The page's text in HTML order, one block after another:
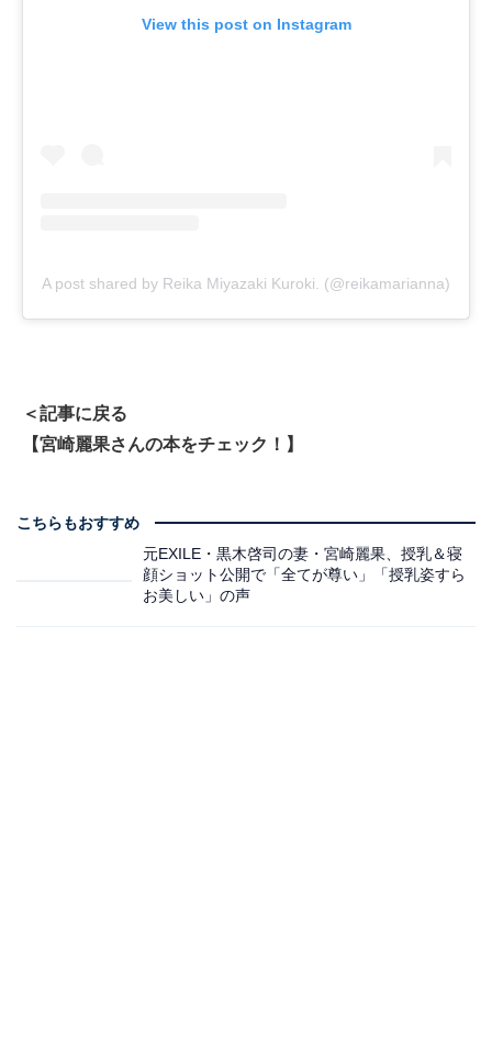
View this post on Instagram
A post shared by Reika Miyazaki Kuroki. (@reikamarianna)
＜記事に戻る
【宮崎麗果さんの本をチェック！】
こちらもおすすめ
元EXILE・黒木啓司の妻・宮崎麗果、授乳＆寝
顔ショット公開で「全てが尊い」「授乳姿すら
お美しい」の声